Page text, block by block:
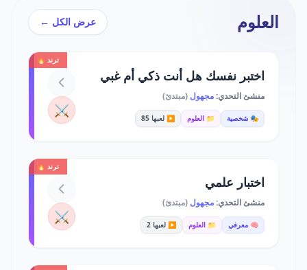
العلوم عرض الكل ←
ترند 🔥
اختبر نفسك هل أنت ذكي أم غبي
منشئ التحدي:مجهول (مبتدئ)
🎭 شخصية 📁 العلوم ▶️ لعبها 85 ⚔️
ترند 🔥
اختبار علمي
منشئ التحدي:مجهول (مبتدئ)
🧠 معرفي 📁 العلوم ▶️ لعبها 2 ⚔️